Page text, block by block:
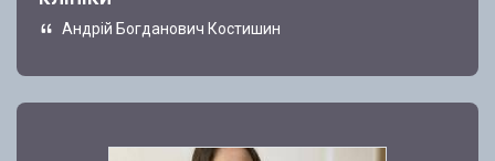
Андрій Богданович Костишин